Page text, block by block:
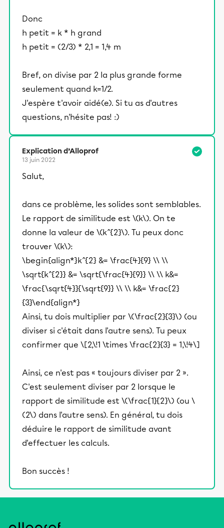
Donc
h petit = k * h grand
h petit = (2/3) * 2,1 = 1,4 m
Bref, on divise par 2 la plus grande forme
seulement quand k=1/2.
J'espère t'avoir aidé(e). Si tu as d'autres
questions, n'hésite pas! :)
Explication d’Alloprof
13 juin 2022
Salut,
dans ce problème, les solides sont semblables.
Le rapport de similitude est \(k\). On te
donne la valeur de \(k^{2}\). Tu peux donc
trouver \(k\):
\begin{align*}k^{2} &= \frac{4}{9} \\ \\
\sqrt{k^{2}} &= \sqrt{\frac{4}{9}} \\ \\ k&=
\frac{\sqrt{4}}{\sqrt{9}} \\ \\ k&= \frac{2}
{3}\end{align*}
Ainsi, tu dois multiplier par \(\frac{2}{3}\) (ou
diviser si c'était dans l'autre sens). Tu peux
confirmer que \[2,\!1 \times \frac{2}{3} = 1,\!4\]
Ainsi, ce n'est pas « toujours diviser par 2 ».
C'est seulement diviser par 2 lorsque le
rapport de similitude est \(\frac{1}{2}\) (ou \
(2\) dans l'autre sens). En général, tu dois
déduire le rapport de similitude avant
d'effectuer les calculs.
Bon succès !